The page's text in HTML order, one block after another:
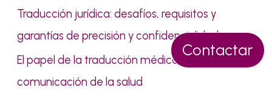
Contactar
Traducción jurídica: desafíos, requisitos y
garantías de precisión y confidencialidad
El papel de la traducción médica en la
comunicación de la salud